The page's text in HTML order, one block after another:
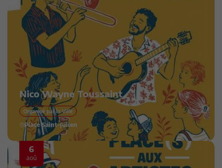
Nico Wayne Toussaint
Organisé par la Ville
Place Saint-Julien
6
aoû